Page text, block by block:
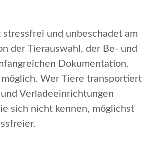
und unbeschadet am
der Tierauswahl, der Be- und
Dokumentation.
Wer Tiere transportiert
Verladeeinrichtungen
sich nicht kennen, möglichst